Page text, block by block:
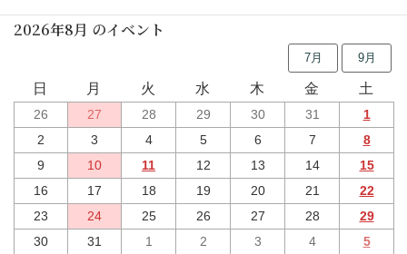
2026年8月 のイベント
7月 9月
日 月 火 水 木 金 土
26 27 28 29 30 31
1
2
3 4 5 6 7
8
9
10 11 12 13 14
15
16
17 18 19 20 21
22
23
24 25 26 27 28
29
30
31 1 2 3 4 5